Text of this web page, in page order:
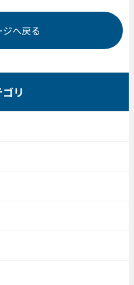
へ戻る
リ